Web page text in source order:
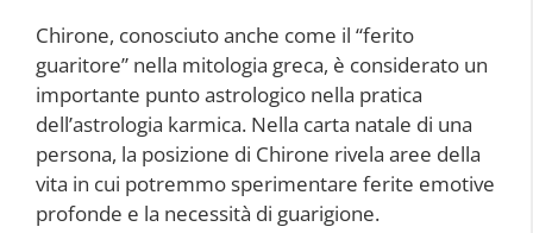
Chirone, conosciuto anche come il “ferito
guaritore” nella mitologia greca, è considerato un
importante punto astrologico nella pratica
dell’astrologia karmica. Nella carta natale di una
persona, la posizione di Chirone rivela aree della
vita in cui potremmo sperimentare ferite emotive
profonde e la necessità di guarigione.